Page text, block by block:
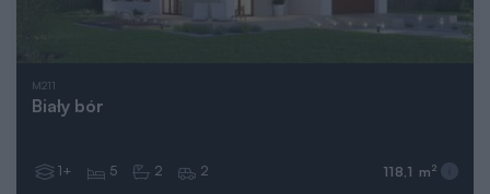
M211
Biały bór
1+ 5 2 2 118,1 m 2